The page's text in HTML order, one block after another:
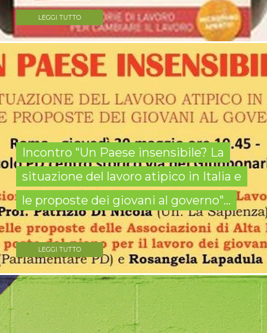
LEGGI TUTTO
Incontro "Un Paese insensibile? La
situazione del lavoro atipico in Italia e
le proposte dei giovani al governo"...
LEGGI TUTTO